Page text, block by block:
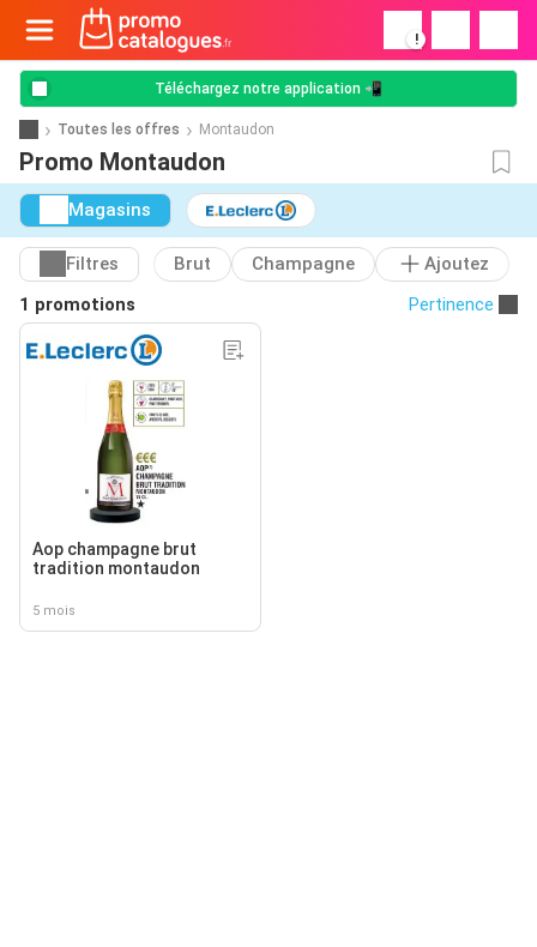
!
Téléchargez notre application 📲
Toutes les offres Montaudon
Promo Montaudon
Magasins
Filtres Brut Champagne
Ajoutez
1 promotions
Pertinence
Aop champagne brut
tradition montaudon
5 mois